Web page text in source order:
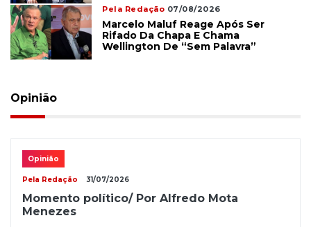
Pela Redação 07/08/2026
Marcelo Maluf Reage Após Ser
Rifado Da Chapa E Chama
Wellington De “sem Palavra”
Opinião
Opinião
Pela Redação 31/07/2026
Momento político/ Por Alfredo Mota
Menezes